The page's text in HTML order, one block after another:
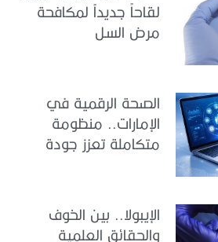
لقاحاً جديداً لمكافحة
مرض السل
الصحة الرقمية في
الإمارات.. منظومة
متكاملة تعزز جودة
الإيبولا.. بين الخوف
والحقائق العلمية